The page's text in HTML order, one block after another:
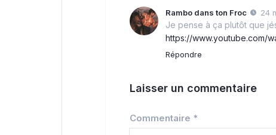
Rambo dans ton Froc 24
Je pense à ça plutôt que
https://www.youtube.com/
Répondre
Laisser un commentaire
Commentaire *